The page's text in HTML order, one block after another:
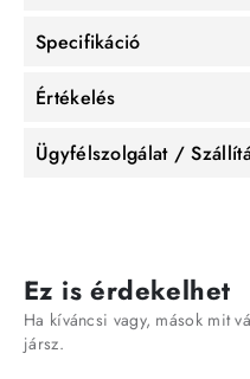
Specifikáció
Értékelés
Ügyfélszolgálat /
Ez is érdekelhet
Ha kíváncsi vagy, mások mit
jársz.